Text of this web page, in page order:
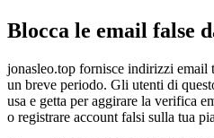
Blocca le email false
jonasleo.top fornisce indirizzi email
un breve periodo. Gli utenti di
usa e getta per aggirare la verifica
o registrare account falsi sulla tua